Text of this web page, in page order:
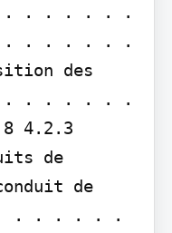
. . . . . . .
. . . . . .
des
. . . . . . . .
de
de
. . . . . . .